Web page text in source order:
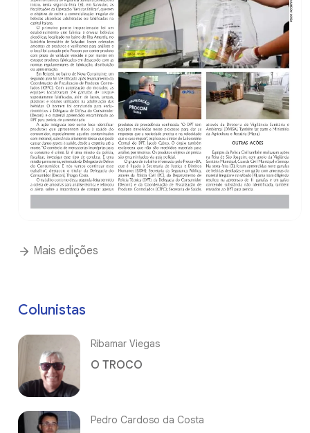
Mais edições
Colunistas
Ribamar Viegas
O TROCO
Pedro Cardoso da Costa